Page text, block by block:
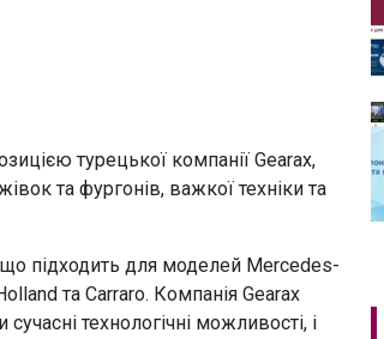
турецької компанії Gearax,
та фургонів, важкої техніки та
підходить для моделей Mercedes-
та Carraro. Компанія Gearax
технологічні можливості, і